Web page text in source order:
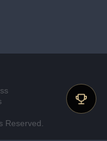
Reserved.